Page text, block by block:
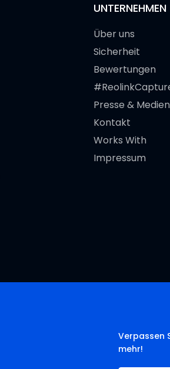
UNTERNEHMEN
Über uns
Sicherheit
Bewertungen
Presse & Medien
Kontakt
Works With
Impressum
Verpassen
mehr!